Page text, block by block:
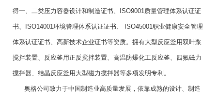
得一、二类压力容器设计和制造证书、ISO9001质量管理体系认证证
书、ISO14001环境管理体系认证证书、 ISO45001职业健康安全管理
体系认证证书、高新技术企业证书等资质。拥有大型反应釜用双叶浆
搅拌装置、反应釜用正反搅拌装置、高温防爆化工反应釜、四氟磁力
搅拌器、结晶反应釜用大型磁力搅拌器等多项发明专利。
奥格公司致力于中国制造业高质量发展，依靠成熟的设计、制造